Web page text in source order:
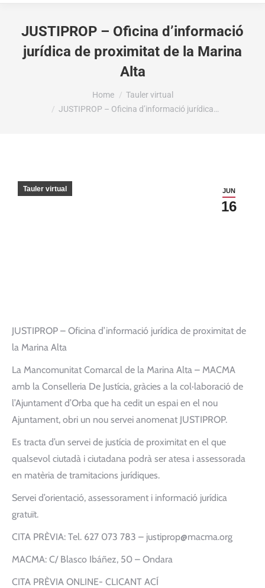
JUSTIPROP – Oficina d’informació
jurídica de proximitat de la Marina
Alta
Home
Tauler virtual
JUSTIPROP – Oficina d’informació jurídica…
JUN
16
Tauler virtual
JUSTIPROP – Oficina d’informació jurídica de proximitat de
la Marina Alta
La Mancomunitat Comarcal de la Marina Alta – MACMA
amb la Conselleria De Justícia, gràcies a la col·laboració de
l’Ajuntament d’Orba que ha cedit un espai en el nou
Ajuntament, obri un nou servei anomenat JUSTIPROP.
Es tracta d’un servei de justícia de proximitat en el que
qualsevol ciutadà i ciutadana podrà ser atesa i assessorada
en matèria de tramitacions jurídiques.
Servei d’orientació, assessorament i informació jurídica
gratuït.
CITA PRÈVIA: Tel. 627 073 783 – justiprop@macma.org
MACMA: C/ Blasco Ibáñez, 50 – Ondara
CITA PRÈVIA ONLINE- CLICANT ACÍ